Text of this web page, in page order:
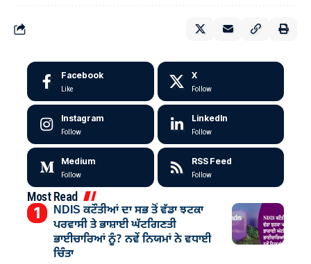
Facebook
Like
X
Follow
Instagram
Follow
LinkedIn
Follow
Medium
Follow
RSS Feed
Follow
Most Read
NDIS ਕਟੌਤੀਆਂ ਦਾ ਸਭ ਤੋਂ ਵੱਡਾ ਝਟਕਾ
ਪਰਵਾਸੀ ਤੇ ਭਾਸ਼ਾਈ ਘੱਟਗਿਣਤੀ
ਭਾਈਚਾਰਿਆਂ ਨੂੰ? ਨਵੇਂ ਨਿਯਮਾਂ ਨੇ ਵਧਾਈ
ਚਿੰਤਾ